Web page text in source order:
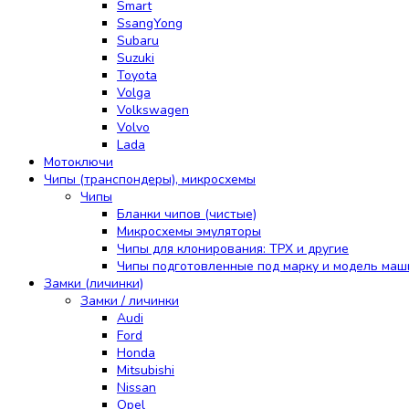
Smart
SsangYong
Subaru
Suzuki
Toyota
Volga
Volkswagen
Volvo
Lada
Мотоключи
Чипы (транспондеры), микросхемы
Чипы
Бланки чипов (чистые)
Микросхемы эмуляторы
Чипы для клонирования: TPX и другие
Чипы подготовленные под марку и модель
Замки (личинки)
Замки / личинки
Audi
Ford
Honda
Mitsubishi
Nissan
Opel